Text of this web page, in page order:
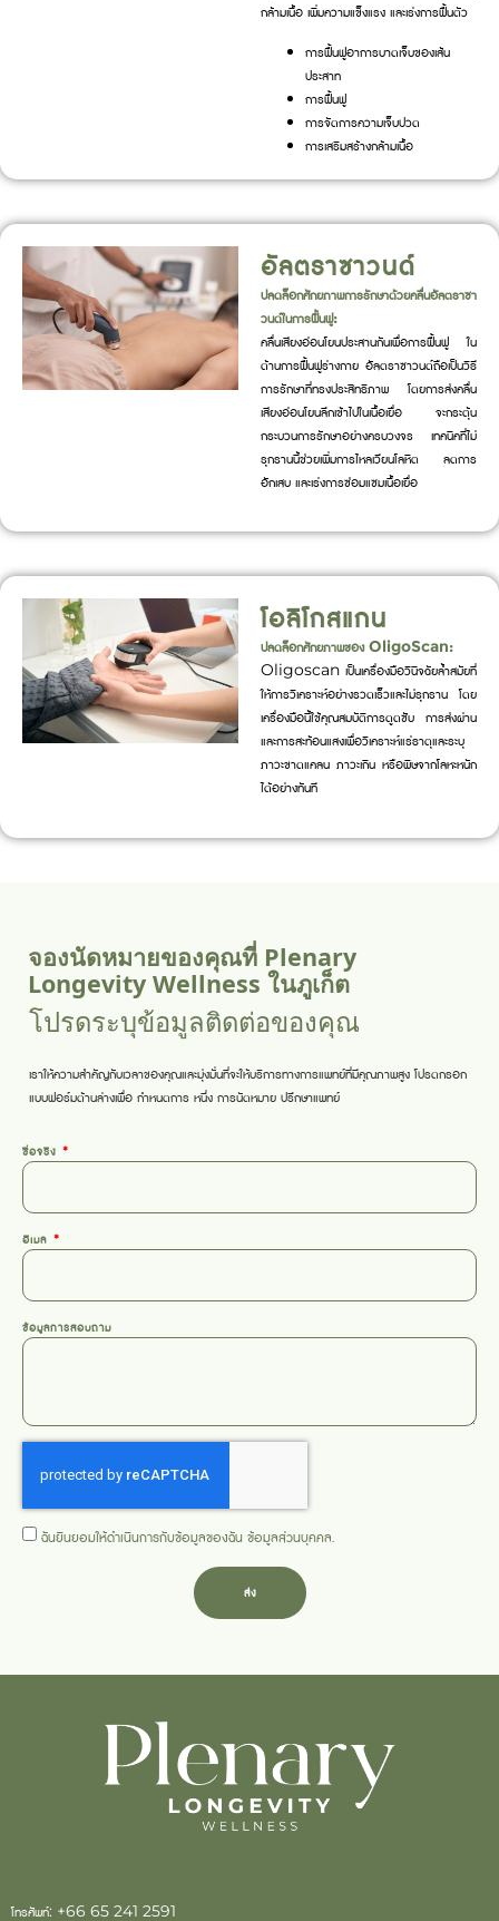
กล้ามเนื้อ เพิ่มความแข็งแรง และเร่งการฟื้นตัว
การฟื้นฟูอาการบาดเจ็บของเส้น
ประสาท
การฟื้นฟู
การจัดการความเจ็บปวด
การเสริมสร้างกล้ามเนื้อ
อัลตราซาวนด์
ปลดล็อกศักยภาพการรักษาด้วยคลื่นอัลตราซา
วนด์ในการฟื้นฟู:
คลื่นเสียงอ่อนโยนประสานกันเพื่อการฟื้นฟู ใน
ด้านการฟื้นฟูร่างกาย อัลตราซาวนด์ถือเป็นวิธี
การรักษาที่ทรงประสิทธิภาพ โดยการส่งคลื่น
เสียงอ่อนโยนลึกเข้าไปในเนื้อเยื่อ จะกระตุ้น
กระบวนการรักษาอย่างครบวงจร เทคนิคที่ไม่
รุกรานนี้ช่วยเพิ่มการไหลเวียนโลหิต ลดการ
อักเสบ และเร่งการซ่อมแซมเนื้อเยื่อ
โอลิโกสแกน
ปลดล็อกศักยภาพของ OligoScan:
Oligoscan เป็นเครื่องมือวินิจฉัยล้ำสมัยที่
ให้การวิเคราะห์อย่างรวดเร็วและไม่รุกราน โดย
เครื่องมือนี้ใช้คุณสมบัติการดูดซับ การส่งผ่าน
และการสะท้อนแสงเพื่อวิเคราะห์แร่ธาตุและระบุ
ภาวะขาดแคลน ภาวะเกิน หรือพิษจากโลหะหนัก
ได้อย่างทันที
จองนัดหมายของคุณที่ Plenary
Longevity Wellness ในภูเก็ต
โปรดระบุข้อมูลติดต่อของคุณ
เราให้ความสำคัญกับเวลาของคุณและมุ่งมั่นที่จะให้บริการทางการแพทย์ที่มีคุณภาพสูง โปรดกรอก
แบบฟอร์มด้านล่างเพื่อ กำหนดการ หนึ่ง การนัดหมาย ปรึกษาแพทย์
ชื่อจริง
อีเมล
ข้อมูลการสอบถาม
ฉันยินยอมให้ดำเนินการกับข้อมูลของฉัน ข้อมูลส่วนบุคคล.
ส่ง
โทรศัพท์: +66 65 241 2591